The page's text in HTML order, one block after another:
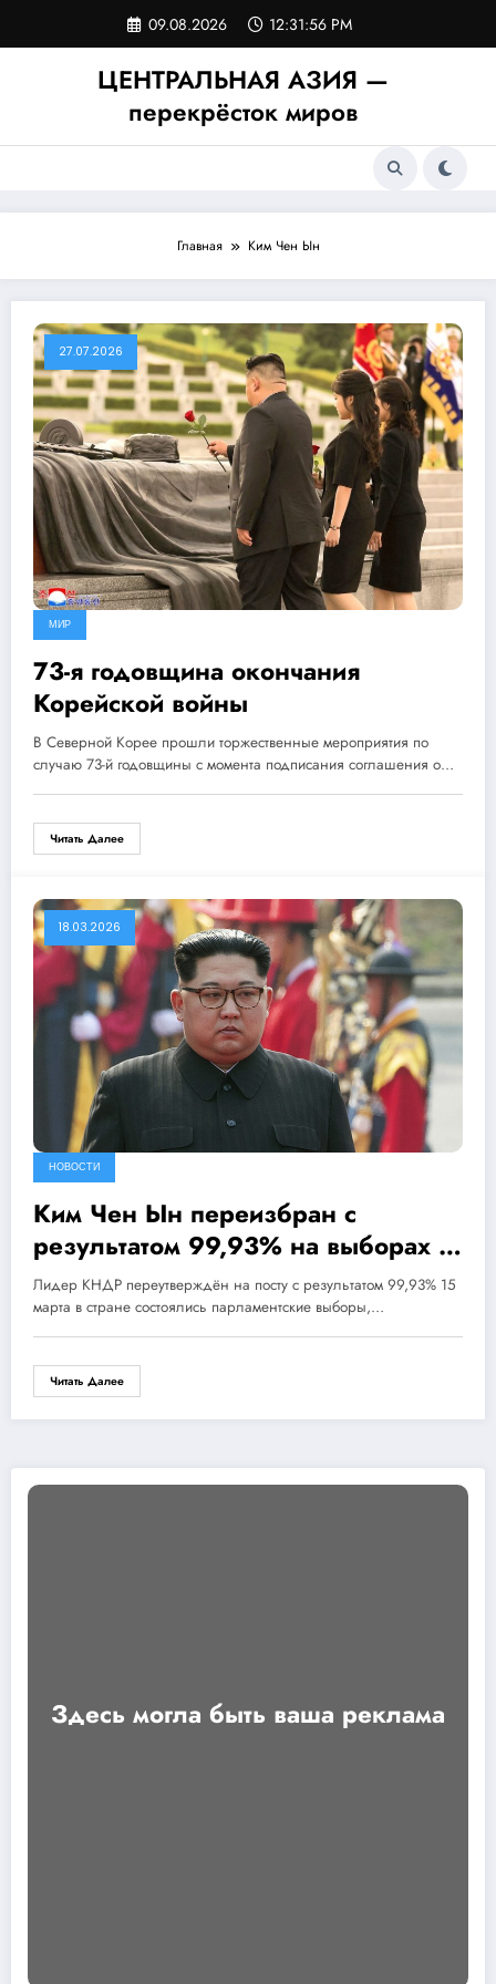
содержимому
09.08.2026 12:31:56 PM
ЦЕНТРАЛЬНАЯ АЗИЯ —
перекрёсток миров
Главная Ким Чен Ын
27.07.2026
МИР
73-я годовщина окончания
Корейской войны
В Северной Корее прошли торжественные мероприятия по
случаю 73-й годовщины с момента подписания соглашения о…
Читать Далее
18.03.2026
НОВОСТИ
Ким Чен Ын переизбран с
результатом 99,93% на выборах в
КНДР
Лидер КНДР переутверждён на посту с результатом 99,93% 15
марта в стране состоялись парламентские выборы,…
Читать Далее
Здесь могла быть ваша реклама